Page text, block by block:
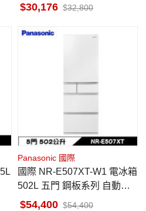
30,176 32,800
Panasonic 國際
國際 NR-E507XT-W1 電冰箱
502L 五門 鋼板系列 自動製
冰 晶鑽白 日本原裝
54,400 54,400